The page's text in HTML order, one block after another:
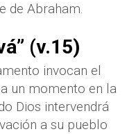
de Abraham.
(v.15)
invocan el
un momento en la
Dios intervendrá
a su pueblo